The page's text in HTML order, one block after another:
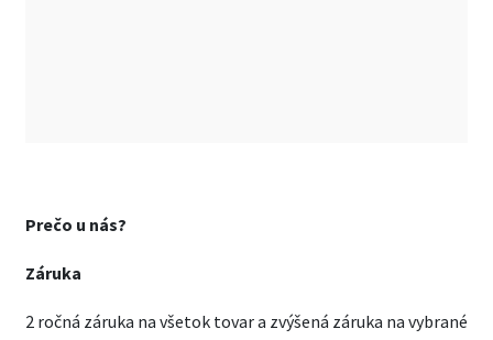
Prečo u nás?
Záruka
2 ročná záruka na všetok tovar a zvýšená záruka na vybrané